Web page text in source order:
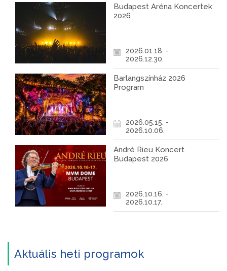
Budapest Aréna Koncertek
2026
2026.01.18. -
2026.12.30.
Barlangszínház 2026
Program
2026.05.15. -
2026.10.06.
André Rieu Koncert
Budapest 2026
2026.10.16. -
2026.10.17.
Aktuális heti programok